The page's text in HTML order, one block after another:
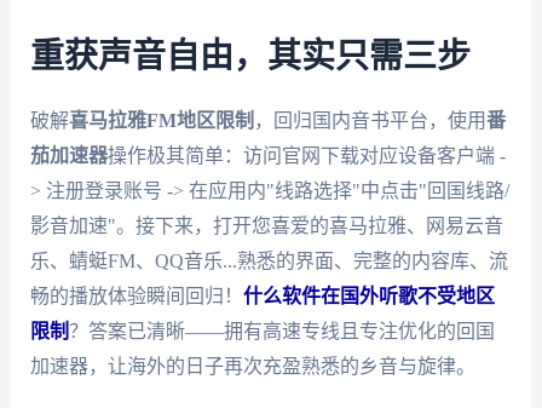
重获声音自由，其实只需三步
破解喜马拉雅FM地区限制 ，回归国内音书平台，使用番
茄加速器操作极其简单：访问官网下载对应设备客户端 -
> 注册登录账号 -> 在应用内"线路选择"中点击"回国线路/
影音加速"。接下来，打开您喜爱的喜马拉雅、网易云音
乐、蜻蜓FM、QQ音乐...熟悉的界面、完整的内容库、流
畅的播放体验瞬间回归！ 什么软件在国外听歌不受地区
限制？答案已清晰——拥有高速专线且专注优化的回国
加速器，让海外的日子再次充盈熟悉的乡音与旋律。